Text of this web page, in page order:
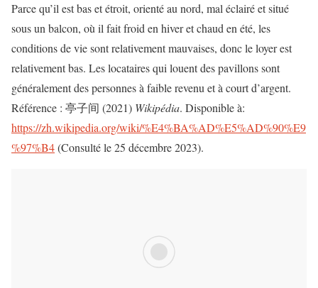
Parce qu’il est bas et étroit, orienté au nord, mal éclairé et situé
sous un balcon, où il fait froid en hiver et chaud en été, les
conditions de vie sont relativement mauvaises, donc le loyer est
relativement bas. Les locataires qui louent des pavillons sont
généralement des personnes à faible revenu et à court d’argent.
Référence : 亭子间 (2021) Wikipédia. Disponible à:
https://zh.wikipedia.org/wiki/%E4%BA%AD%E5%AD%90%E9
%97%B4(Consulté le 25 décembre 2023).